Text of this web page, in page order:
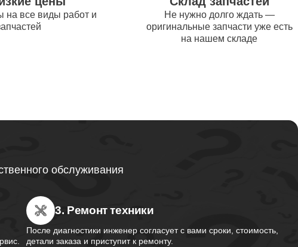
от 1595
на все виды работ и
Не нужно долго ждать —
оригинальные запчасти уже есть
на нашем складе
обслуживания
3. Ремонт техники
После диагностики инженер согласует с вами сроки, стоимость,
детали заказа и приступит к ремонту.